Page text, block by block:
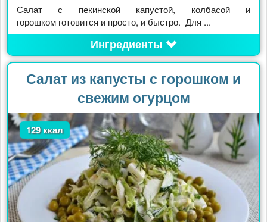
Салат с пекинской капустой, колбасой и
горошком готовится и просто, и быстро. Для ...
Ингредиенты
Салат из капусты с горошком и
свежим огурцом
129 ккал